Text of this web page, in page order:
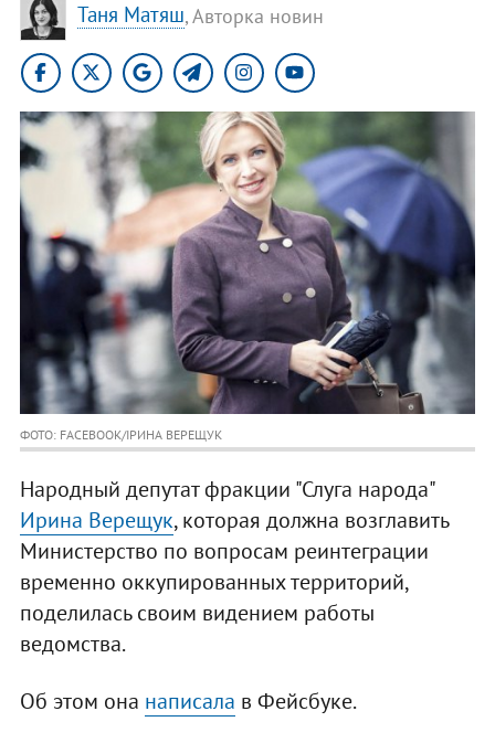
Таня Матяш, Авторка новин
ФОТО: FACEBOOK/ІРИНА ВЕРЕЩУК
Народный депутат фракции "Слуга народа"
Ирина Верещук, которая должна возглавить
Министерство по вопросам реинтеграции
временно оккупированных территорий,
поделилась своим видением работы
ведомства.
Об этом она написала в Фейсбуке.